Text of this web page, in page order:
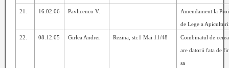
21. 16.02.06 Pavlicenco V. Amendamentla
de Lege a
22. 08.12.05 Girlea Andrei Rezina, str.1 Mai 11/48 Combinatul de
are datorii fata de
sa